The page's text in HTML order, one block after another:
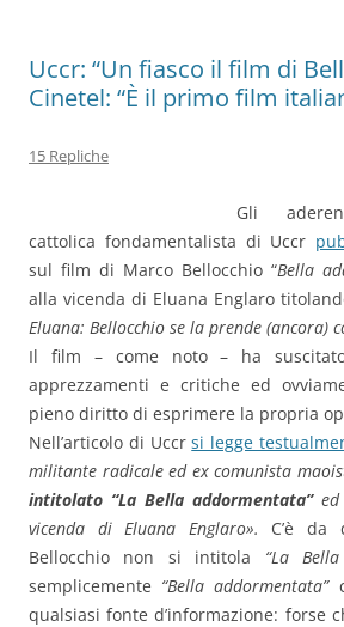
Uccr: “Un fiasco il film di
Cinetel: “È il primo film
15 Repliche
Gli
cattolica fondamentalista di Uccr
sul film di Marco Bellocchio “Bella
alla vicenda di Eluana Englaro
Eluana: Bellocchio se la prende (ancora)
Il film – come noto – ha
apprezzamenti e critiche ed
pieno diritto di esprimere la propria
Nell’articolo di Uccrsi legge
militante radicale ed ex comunista
intitolato “La Bella addormentata”ed
vicenda di Eluana Englaro». C’è
Bellocchio non si intitola “La
semplicemente “Bella addormentata”
qualsiasi fonte d’informazione: forse